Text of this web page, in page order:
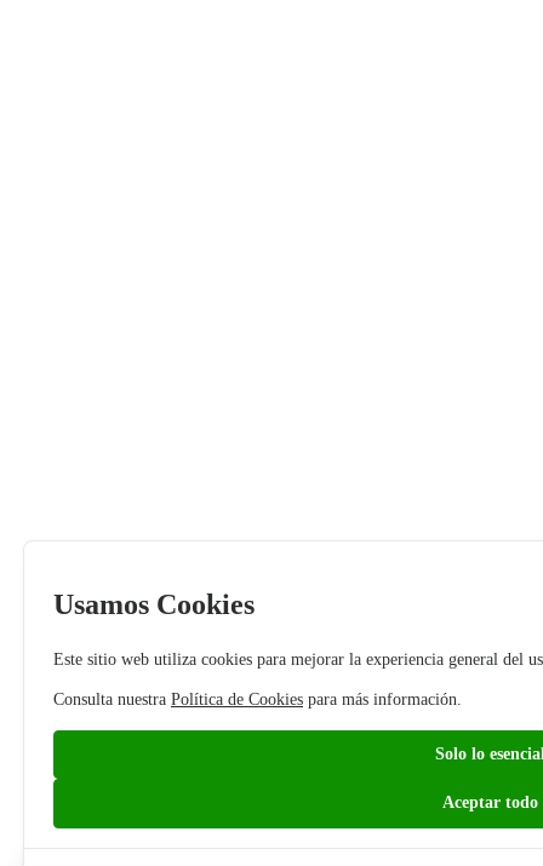
Usamos Cookies
Este sitio web utiliza cookies para mejorar la experiencia general del
Consulta nuestra Política de Cookies para más información.
Solo lo
Aceptar todo